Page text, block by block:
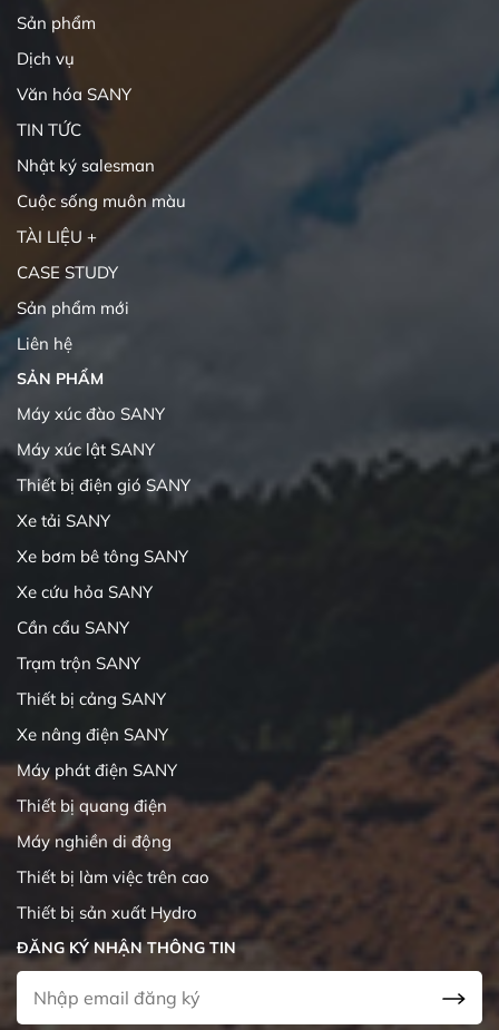
Sản phẩm
Dịch vụ
Văn hóa SANY
TIN TỨC
Nhật ký salesman
Cuộc sống muôn màu
TÀI LIỆU +
CASE STUDY
Sản phẩm mới
Liên hệ
SẢN PHẨM
Máy xúc đào SANY
Máy xúc lật SANY
Thiết bị điện gió SANY
Xe tải SANY
Xe bơm bê tông SANY
Xe cứu hỏa SANY
Cần cẩu SANY
Trạm trộn SANY
Thiết bị cảng SANY
Xe nâng điện SANY
Máy phát điện SANY
Thiết bị quang điện
Máy nghiền di động
Thiết bị làm việc trên cao
Thiết bị sản xuất Hydro
ĐĂNG KÝ NHẬN THÔNG TIN